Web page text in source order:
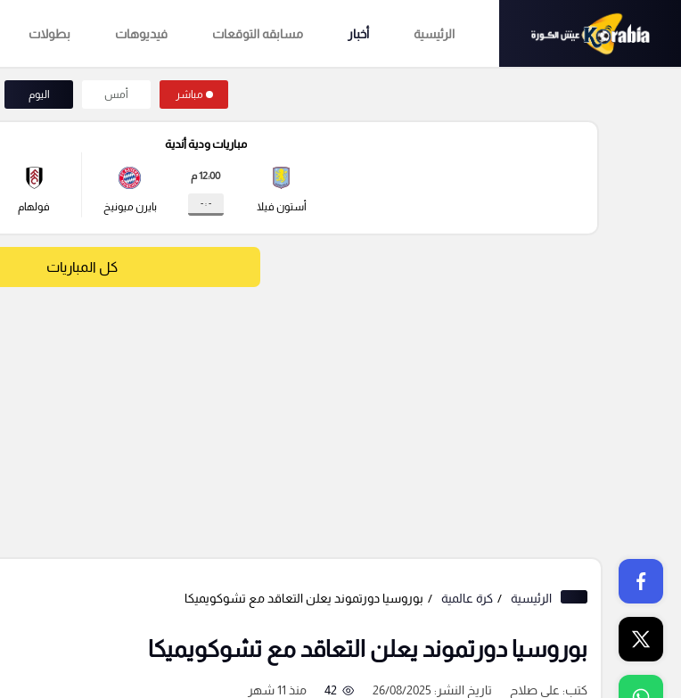
الرئيسية أخبار مسابقه التوقعات فيديوهات بطولات
مباشر أمس اليوم
مباريات ودية أندية
أستون فيلا
12:00 م
- : - بايرن ميونيخ فولهام
كل المباريات
الرئيسية كرة عالمية بوروسيا دورتموند يعلن التعاقد مع تشوكويميكا
بوروسيا دورتموند يعلن التعاقد مع تشوكويميكا
كتب: على صلاح تاريخ النشر: 26/08/2025 42 منذ 11 شهر